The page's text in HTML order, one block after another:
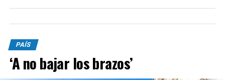
PAÍS
‘A no bajar los brazos’